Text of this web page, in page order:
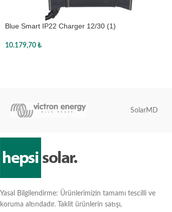
Blue Smart IP22 Charger 12/30 (1)
10.179,70 ₺
SolarMD
Yasal Bilgilendirme: Ürünlerimizin tamamı tescilli ve
koruma altındadır. Taklit ürünlerin satışı,